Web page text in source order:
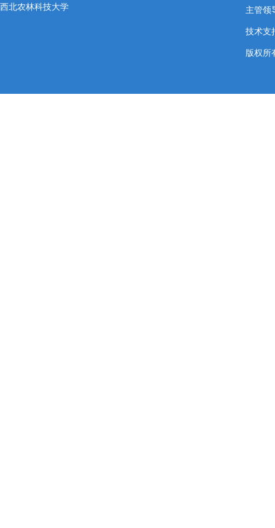
西北农林科技大学
主管
技术支
版权